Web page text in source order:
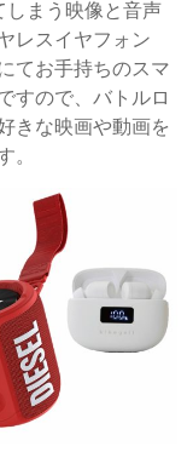
まう映像と音声
レスイヤフォン
てお手持ちのスマ
すので、バトルロ
きな映画や動画を
。